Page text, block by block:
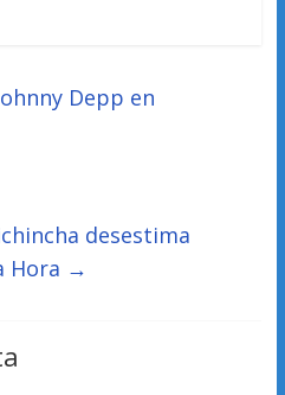
Depp en
desestima
Hora →